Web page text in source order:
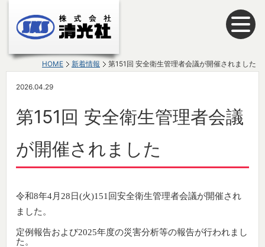
HOME 新着情報 第151回 安全衛生管理者会議が開催されました
2026.04.29
第151回 安全衛生管理者会議
が開催されました
令和8年4月28日(火)151回安全衛生管理者会議が開催され
ました。
定例報告および2025年度の災害分析等の報告が行われまし
た 。